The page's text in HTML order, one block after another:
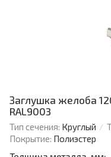
Заглушка желоба
RAL9003
Тип сечения: Круглый
Покрытие: Полиэстер